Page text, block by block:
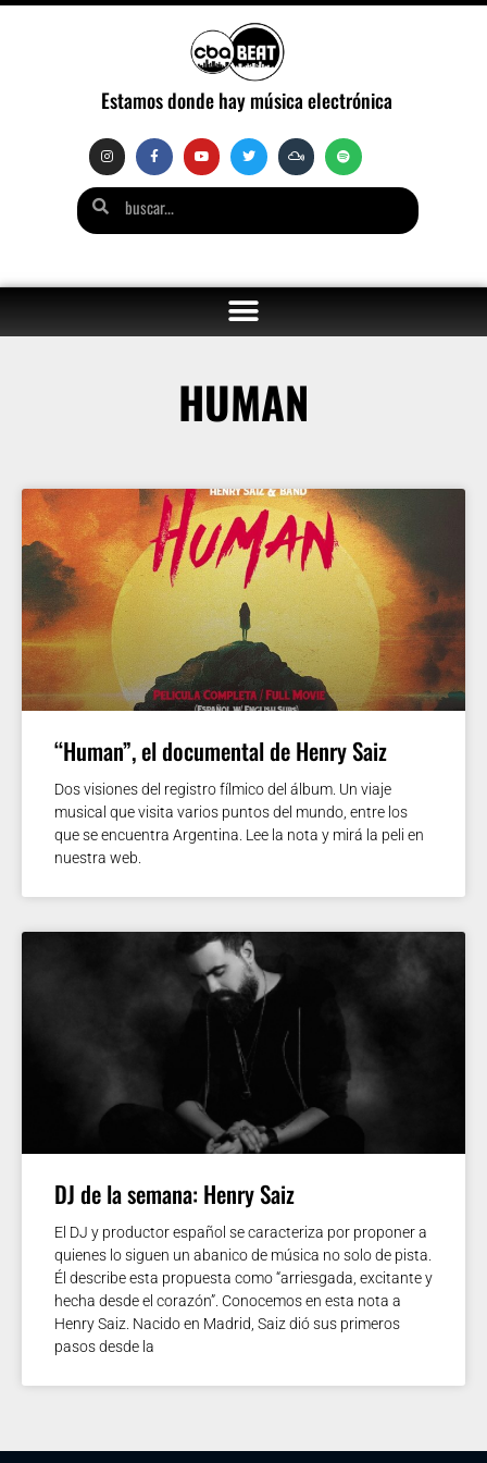
Estamos donde hay música electrónica
HUMAN
“Human”, el documental de Henry Saiz
Dos visiones del registro fílmico del álbum. Un viaje
musical que visita varios puntos del mundo, entre los
que se encuentra Argentina. Lee la nota y mirá la peli en
nuestra web.
DJ de la semana: Henry Saiz
El DJ y productor español se caracteriza por proponer a
quienes lo siguen un abanico de música no solo de pista.
Él describe esta propuesta como “arriesgada, excitante y
hecha desde el corazón”. Conocemos en esta nota a
Henry Saiz. Nacido en Madrid, Saiz dió sus primeros
pasos desde la